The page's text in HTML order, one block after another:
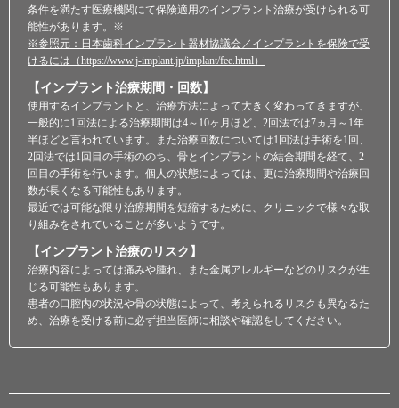
条件を満たす医療機関にて保険適用のインプラント治療が受けられる可
能性があります。※
※参照元：日本歯科インプラント器材協議会／インプラントを保険で受
けるには（https://www.j-implant.jp/implant/fee.html）
【インプラント治療期間・回数】
使用するインプラントと、治療方法によって大きく変わってきますが、
一般的に1回法による治療期間は4～10ヶ月ほど、2回法では7ヵ月～1年
半ほどと言われています。また治療回数については1回法は手術を1回、
2回法では1回目の手術ののち、骨とインプラントの結合期間を経て、2
回目の手術を行います。個人の状態によっては、更に治療期間や治療回
数が長くなる可能性もあります。
最近では可能な限り治療期間を短縮するために、クリニックで様々な取
り組みをされていることが多いようです。
【インプラント治療のリスク】
治療内容によっては痛みや腫れ、また金属アレルギーなどのリスクが生
じる可能性もあります。
患者の口腔内の状況や骨の状態によって、考えられるリスクも異なるた
め、治療を受ける前に必ず担当医師に相談や確認をしてください。